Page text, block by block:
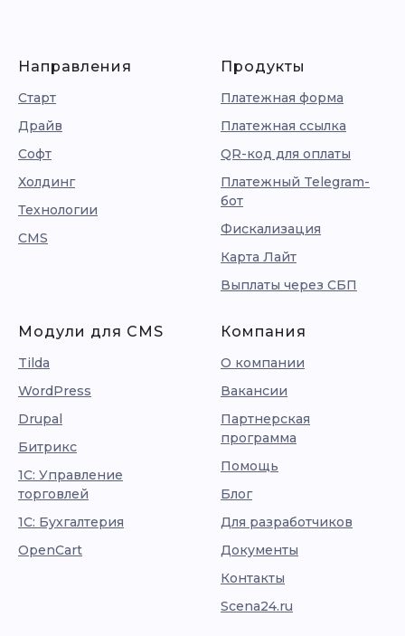
Направления
Старт
Драйв
Софт
Холдинг
Технологии
CMS
Продукты
Платежная форма
Платежная ссылка
QR-код для оплаты
Платежный Telegram-
бот
Фискализация
Карта Лайт
Выплаты через СБП
Модули для CMS
Tilda
WordPress
Drupal
Битрикс
1С: Управление
торговлей
1С: Бухгалтерия
OpenCart
Компания
О компании
Вакансии
Партнерская
программа
Помощь
Блог
Для разработчиков
Документы
Контакты
Scena24.ru